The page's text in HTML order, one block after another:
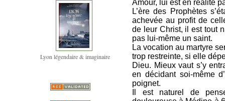
Lyon légendaire & imaginaire
Amour, lui est en réalité
L’ère des Prophètes
achevée au profit de
de leur Christ, il est tout
pas lui-même un saint.
La vocation au martyre
trop restreinte, si elle
Dieu. Mieux vaut s’y
en décidant soi-même
poignet.
Il est naturel de